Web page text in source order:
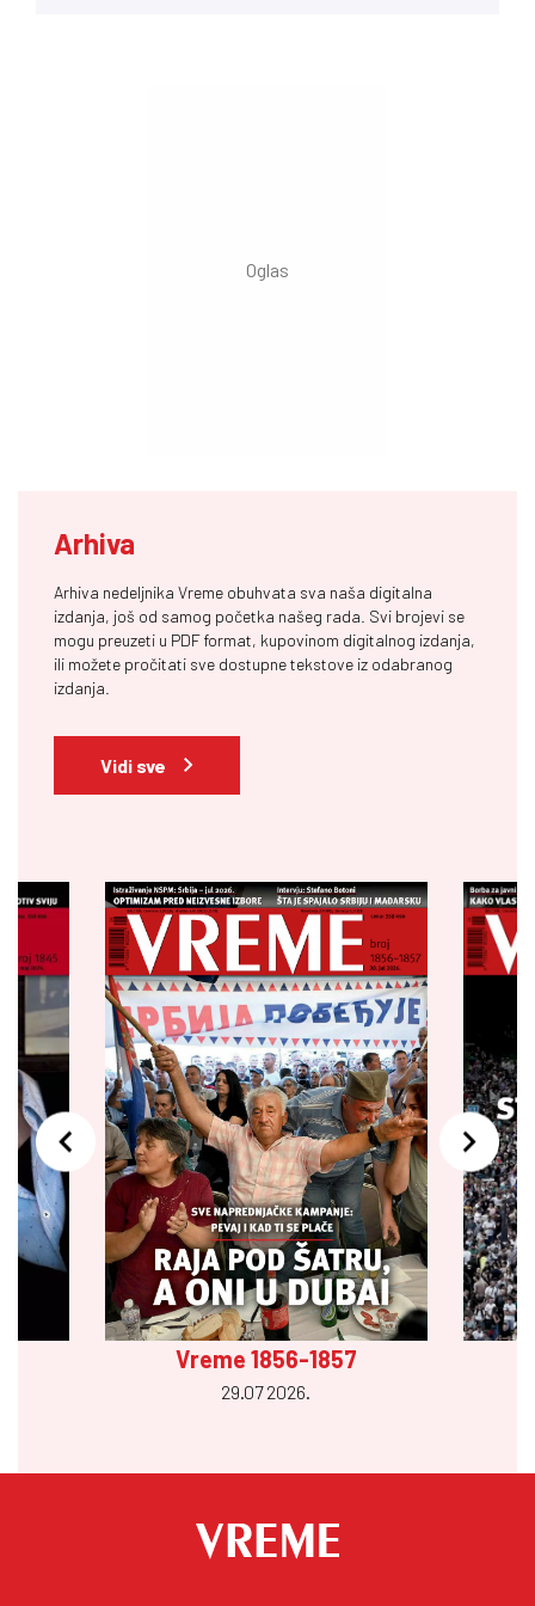
Arhiva
Arhiva nedeljnika Vreme obuhvata sva naša digitalna
izdanja, još od samog početka našeg rada. Svi brojevi se
mogu preuzeti u PDF format, kupovinom digitalnog izdanja,
ili možete pročitati sve dostupne tekstove iz odabranog
izdanja.
Vidi sve
Vreme 1856-1857
29.07 2026.